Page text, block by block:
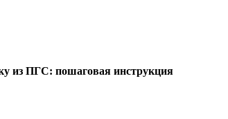
из ПГС: пошаговая инструкция